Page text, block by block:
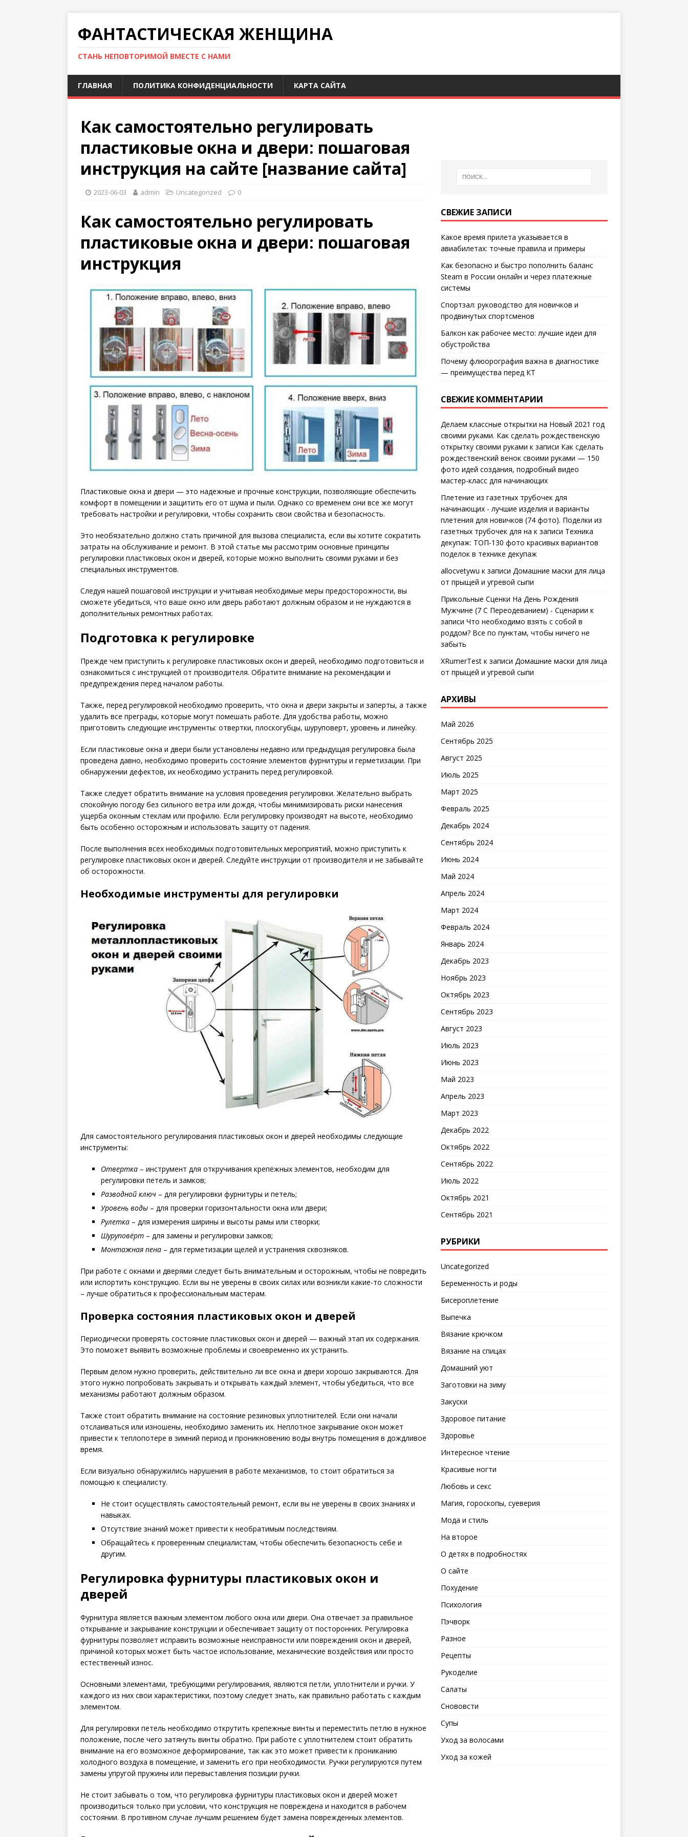
ФАНТАСТИЧЕСКАЯ ЖЕНЩИНА
СТАНЬ НЕПОВТОРИМОЙ ВМЕСТЕ С НАМИ
ГЛАВНАЯ ПОЛИТИКА КОНФИДЕНЦИАЛЬНОСТИ КАРТА САЙТА
Как самостоятельно регулировать
пластиковые окна и двери: пошаговая
инструкция на сайте [название сайта]
2023-06-03 admin Uncategorized 0
Как самостоятельно регулировать
пластиковые окна и двери: пошаговая
инструкция
Пластиковые окна и двери — это надежные и прочные конструкции, позволяющие обеспечить
комфорт в помещении и защитить его от шума и пыли. Однако со временем они все же могут
требовать настройки и регулировки, чтобы сохранить свои свойства и безопасность.
Это необязательно должно стать причиной для вызова специалиста, если вы хотите сократить
затраты на обслуживание и ремонт. В этой статье мы рассмотрим основные принципы
регулировки пластиковых окон и дверей, которые можно выполнить своими руками и без
специальных инструментов.
Следуя нашей пошаговой инструкции и учитывая необходимые меры предосторожности, вы
сможете убедиться, что ваше окно или дверь работают должным образом и не нуждаются в
дополнительных ремонтных работах.
Подготовка к регулировке
Прежде чем приступить к регулировке пластиковых окон и дверей, необходимо подготовиться и
ознакомиться с инструкцией от производителя. Обратите внимание на рекомендации и
предупреждения перед началом работы.
Также, перед регулировкой необходимо проверить, что окна и двери закрыты и заперты, а также
удалить все преграды, которые могут помешать работе. Для удобства работы, можно
приготовить следующие инструменты: отвертки, плоскогубцы, шуруповерт, уровень и линейку.
Если пластиковые окна и двери были установлены недавно или предыдущая регулировка была
проведена давно, необходимо проверить состояние элементов фурнитуры и герметизации. При
обнаружении дефектов, их необходимо устранить перед регулировкой.
Также следует обратить внимание на условия проведения регулировки. Желательно выбрать
спокойную погоду без сильного ветра или дождя, чтобы минимизировать риски нанесения
ущерба оконным стеклам или профилю. Если регулировку производят на высоте, необходимо
быть особенно осторожным и использовать защиту от падения.
После выполнения всех необходимых подготовительных мероприятий, можно приступить к
регулировке пластиковых окон и дверей. Следуйте инструкции от производителя и не забывайте
об осторожности.
Необходимые инструменты для регулировки
Для самостоятельного регулирования пластиковых окон и дверей необходимы следующие
инструменты:
Отвертка – инструмент для откручивания крепёжных элементов, необходим для
регулировки петель и замков;
Разводной ключ – для регулировки фурнитуры и петель;
Уровень воды – для проверки горизонтальности окна или двери;
Рулетка – для измерения ширины и высоты рамы или створки;
Шуруповёрт – для замены и регулировки замков;
Монтажная пена – для герметизации щелей и устранения сквозняков.
При работе с окнами и дверями следует быть внимательным и осторожным, чтобы не повредить
или испортить конструкцию. Если вы не уверены в своих силах или возникли какие-то сложности
– лучше обратиться к профессиональным мастерам.
Проверка состояния пластиковых окон и дверей
Периодически проверять состояние пластиковых окон и дверей — важный этап их содержания.
Это поможет выявить возможные проблемы и своевременно их устранить.
Первым делом нужно проверить, действительно ли все окна и двери хорошо закрываются. Для
этого нужно попробовать закрывать и открывать каждый элемент, чтобы убедиться, что все
механизмы работают должным образом.
Также стоит обратить внимание на состояние резиновых уплотнителей. Если они начали
отслаиваться или изношены, необходимо заменить их. Неплотное закрывание окон может
привести к теплопотере в зимний период и проникновению воды внутрь помещения в дождливое
время.
Если визуально обнаружились нарушения в работе механизмов, то стоит обратиться за
помощью к специалисту.
Не стоит осуществлять самостоятельный ремонт, если вы не уверены в своих знаниях и
навыках.
Отсутствие знаний может привести к необратимым последствиям.
Обращайтесь к проверенным специалистам, чтобы обеспечить безопасность себе и
другим.
Регулировка фурнитуры пластиковых окон и
дверей
Фурнитура является важным элементом любого окна или двери. Она отвечает за правильное
открывание и закрывание конструкции и обеспечивает защиту от посторонних. Регулировка
фурнитуры позволяет исправить возможные неисправности или повреждения окон и дверей,
причиной которых может быть частое использование, механические воздействия или просто
естественный износ.
Основными элементами, требующими регулирования, являются петли, уплотнители и ручки. У
каждого из них свои характеристики, поэтому следует знать, как правильно работать с каждым
элементом.
Для регулировки петель необходимо открутить крепежные винты и переместить петлю в нужное
положение, после чего затянуть винты обратно. При работе с уплотнителем стоит обратить
внимание на его возможное деформирование, так как это может привести к прониканию
холодного воздуха в помещение, и заменить его при необходимости. Ручки регулируются путем
замены упругой пружины или перевыставления позиции ручки.
Не стоит забывать о том, что регулировка фурнитуры пластиковых окон и дверей может
производиться только при условии, что конструкция не повреждена и находится в рабочем
состоянии. В противном случае лучшим решением будет замена поврежденных элементов.
СВЕЖИЕ ЗАПИСИ
Какое время прилета указывается в
авиабилетах: точные правила и примеры
Как безопасно и быстро пополнить баланс
Steam в России онлайн и через платежные
системы
Спортзал: руководство для новичков и
продвинутых спортсменов
Балкон как рабочее место: лучшие идеи для
обустройства
Почему флюорография важна в диагностике
— преимущества перед КТ
СВЕЖИЕ КОММЕНТАРИИ
Делаем классные открытки на Новый 2021 год
своими руками. Как сделать рождественскую
открытку своими руками к записи Как сделать
рождественский венок своими руками — 150
фото идей создания, подробный видео
мастер-класс для начинающих
Плетение из газетных трубочек для
начинающих - лучшие изделия и варианты
плетения для новичков (74 фото). Поделки из
газетных трубочек для на к записи Техника
декупаж: ТОП-130 фото красивых вариантов
поделок в технике декупаж
allocvetywu к записи Домашние маски для лица
от прыщей и угревой сыпи
Прикольные Сценки На День Рождения
Мужчине (7 С Переодеванием) - Сценарии к
записи Что необходимо взять с собой в
роддом? Все по пунктам, чтобы ничего не
забыть
XRumerTestк записи Домашние маски для лица
от прыщей и угревой сыпи
АРХИВЫ
Май 2026
Сентябрь 2025
Август 2025
Июль 2025
Март 2025
Февраль 2025
Декабрь 2024
Сентябрь 2024
Июнь 2024
Май 2024
Апрель 2024
Март 2024
Февраль 2024
Январь 2024
Декабрь 2023
Ноябрь 2023
Октябрь 2023
Сентябрь 2023
Август 2023
Июль 2023
Июнь 2023
Май 2023
Апрель 2023
Март 2023
Декабрь 2022
Октябрь 2022
Сентябрь 2022
Июль 2022
Октябрь 2021
Сентябрь 2021
РУБРИКИ
Uncategorized
Беременность и роды
Бисероплетение
Выпечка
Вязание крючком
Вязание на спицах
Домашний уют
Заготовки на зиму
Закуски
Здоровое питание
Здоровье
Интересное чтение
Красивые ногти
Любовь и секс
Магия, гороскопы, суеверия
Мода и стиль
На второе
О детях в подробностях
О сайте
Похудение
Психология
Пэчворк
Разное
Рецепты
Рукоделие
Салаты
Снововсти
Супы
Уход за волосами
Уход за кожей